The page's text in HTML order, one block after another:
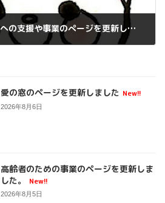
まちづくり活動する方への支援や事業のぺージを更新しました。
愛の窓のページを更新しました New!!
2026年8月6日
高齢者のための事業のページを更新しま
した。
New!!
2026年8月5日